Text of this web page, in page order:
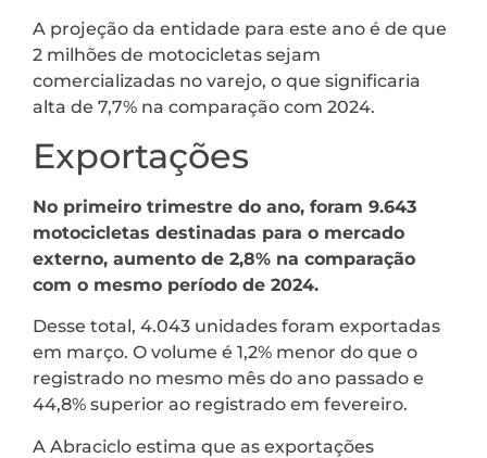
A projeção da entidade para este ano é de que
2 milhões de motocicletas sejam
comercializadas no varejo, o que significaria
alta de 7,7% na comparação com 2024.
Exportações
No primeiro trimestre do ano, foram 9.643
motocicletas destinadas para o mercado
externo, aumento de 2,8% na comparação
com o mesmo período de 2024.
Desse total, 4.043 unidades foram exportadas
em março. O volume é 1,2% menor do que o
registrado no mesmo mês do ano passado e
44,8% superior ao registrado em fevereiro.
A Abraciclo estima que as exportações